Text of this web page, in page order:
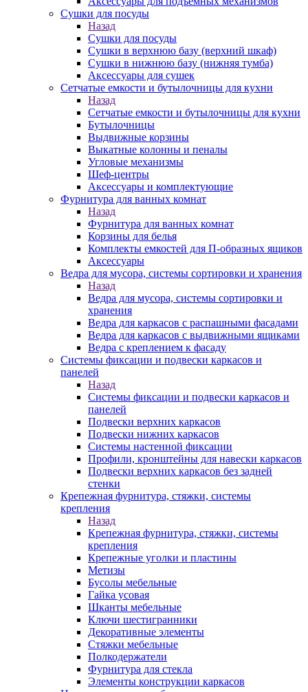
Сушки для посуды
Назад
Сушки для посуды
Сушки в верхнюю базу (верхний шкаф)
Сушки в нижнюю базу (нижняя тумба)
Аксессуары для сушек
Сетчатые емкости и бутылочницы для кухни
Назад
Сетчатые емкости и бутылочницы для кухни
Бутылочницы
Выдвижные корзины
Выкатные колонны и пеналы
Угловые механизмы
Шеф-центры
Аксессуары и комплектующие
Фурнитура для ванных комнат
Назад
Фурнитура для ванных комнат
Корзины для белья
Комплекты емкостей для П-образных ящиков
Аксессуары
Ведра для мусора, системы сортировки и хранения
Назад
Ведра для мусора, системы сортировки и
хранения
Ведра для каркасов с распашными фасадами
Ведра для каркасов с выдвижными ящиками
Ведра с креплением к фасаду
Системы фиксации и подвески каркасов и
панелей
Назад
Системы фиксации и подвески каркасов и
панелей
Подвески верхних каркасов
Подвески нижних каркасов
Системы настенной фиксации
Профили, кронштейны для навески каркасов
Подвески верхних каркасов без задней
стенки
Крепежная фурнитура, стяжки, системы
крепления
Назад
Крепежная фурнитура, стяжки, системы
крепления
Крепежные уголки и пластины
Метизы
Бусолы мебельные
Гайка усовая
Шканты мебельные
Ключи шестигранники
Декоративные элементы
Стяжки мебельные
Полкодержатели
Фурнитура для стекла
Элементы конструкции каркасов